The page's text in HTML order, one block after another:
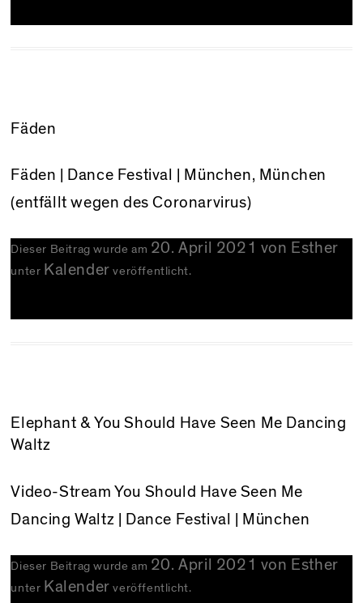
Fäden
Fäden | Dance Festival | München, München
(entfällt wegen des Coronarvirus)
Dieser Beitrag wurde am 20. April 2021 von Esther
unter Kalender veröffentlicht.
Elephant & You Should Have Seen Me Dancing
Waltz
Video-StreamYou Should Have Seen Me
Dancing Waltz | Dance Festival | München
Dieser Beitrag wurde am 20. April 2021 von Esther
unter Kalender veröffentlicht.